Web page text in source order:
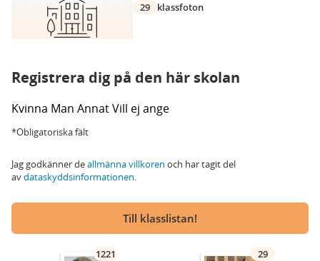
29
klassfoton
Registrera dig på den här skolan
Kvinna Man AnnatVill ej ange
*Obligatoriska fält
Jag godkänner deallmänna villkoren och har tagit del
avdataskyddsinformationen.
Till klasslistan!
1221 29